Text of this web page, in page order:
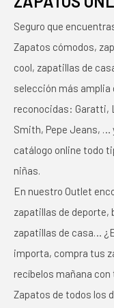
Seguro que
Zapatos cómodos,
cool, zapatillas de
selección más amplia
reconocidas: Garatti,
Smith, Pepe Jeans, …
catálogo online todo
niñas.
En nuestro Outlet
zapatillas de
zapatillas de casa…
importa, compra tus
recíbelos mañana
Zapatos de todos los